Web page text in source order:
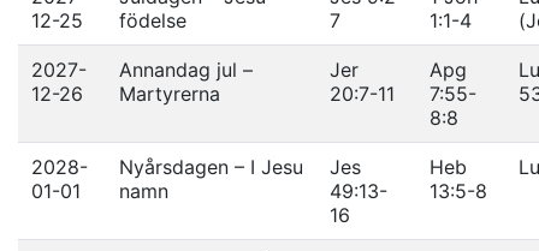
12-25
födelse
7
1:1-4
2027-
12-26
Annandag jul –
Martyrerna
Jer
20:7-11
Apg
7:55-
8:8
2028-
01-01
Nyårsdagen – I Jesu
namn
Jes
49:13-
16
Heb
13:5-8